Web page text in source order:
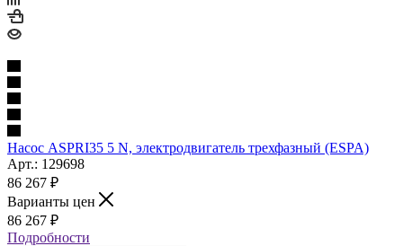
Насос ASPRI35 5 N, электродвигатель трехфазный (ESPA)
Арт.: 129698
86 267 ₽
Варианты цен
86 267 ₽
Подробности